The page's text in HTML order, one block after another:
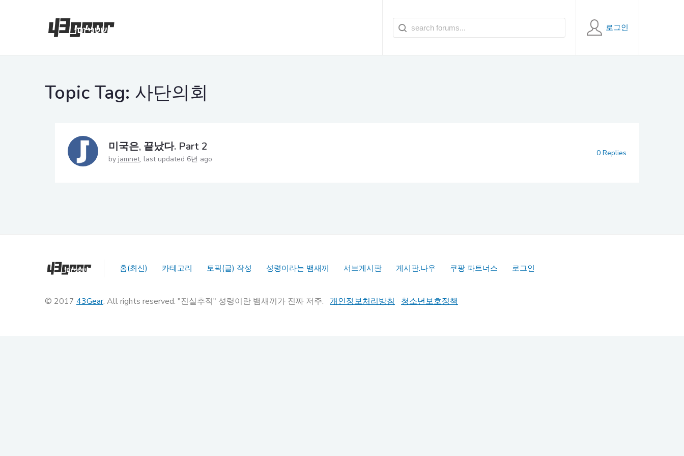
로그인
Topic Tag: 사단의회
미국은, 끝났다. Part 2
by jamnet last updated 6년 ago
0 Replies
홈(최신) 카테고리 토픽(글) 작성 성령이라는 뱀새끼 서브게시판 게시판.나우 쿠팡 파트너스 로그인
© 2017 43Gear. All rights reserved. "진실추적" 성령이란 뱀새끼가 진짜 저주. 개인정보처리방침 청소년보호정책